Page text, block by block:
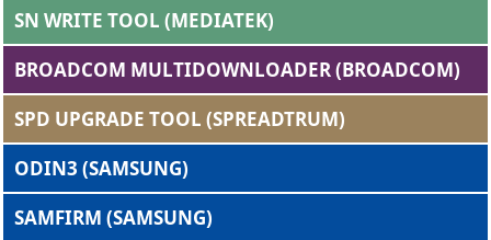
SN WRITE TOOL (MEDIATEK)
BROADCOM MULTIDOWNLOADER (BROADCOM)
SPD UPGRADE TOOL (SPREADTRUM)
ODIN3 (SAMSUNG)
SAMFIRM (SAMSUNG)